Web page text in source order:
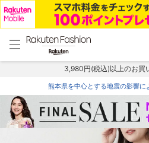
menu home
トップ
3,980円(税込)以上のお買
熊本県を中心とする地震の影響に